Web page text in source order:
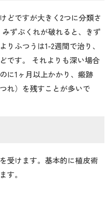
どですが大きく2つに分類さ
ずぶくれが破れると、きず
りふつうは1-2週間で治り、
です。 それよりも深い場合
に1ヶ月以上かかり、瘢跡
れ）を残すことが多いで
受けます。基本的に植皮術
す。